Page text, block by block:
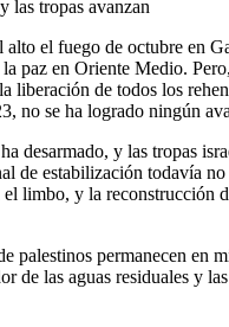
las tropas avanzan
alto el fuego de octubre en
paz en Oriente Medio.
liberación de todos los
no se ha logrado ningún
desarmado, y las tropas
de estabilización todavía
el limbo, y la reconstrucción
palestinos permanecen en
de las aguas residuales y